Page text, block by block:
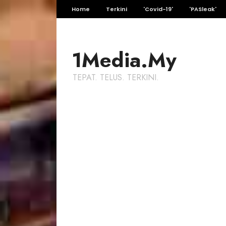
Home Terkini 'Covid-19' 'PASleak'
1Media.My
TEPAT. TELUS. TERKINI.